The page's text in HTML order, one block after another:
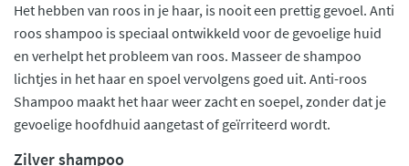
Het hebben van roos in je haar, is nooit een prettig gevoel. Anti
roos shampoo is speciaal ontwikkeld voor de gevoelige huid
en verhelpt het probleem van roos. Masseer de shampoo
lichtjes in het haar en spoel vervolgens goed uit. Anti-roos
Shampoo maakt het haar weer zacht en soepel, zonder dat je
gevoelige hoofdhuid aangetast of geïrriteerd wordt.
Zilver shampoo